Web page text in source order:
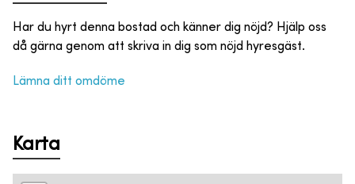
Har du hyrt denna bostad och känner dig nöjd? Hjälp oss
då gärna genom att skriva in dig som nöjd hyresgäst.
Lämna ditt omdöme
Karta